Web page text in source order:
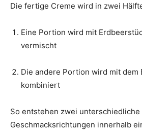
Die fertige Creme wird in zwei
Eine Portion wird mit
vermischt
Die andere Portion wird mit dem
kombiniert
So entstehen zwei unterschiedliche
Geschmacksrichtungen innerhalb